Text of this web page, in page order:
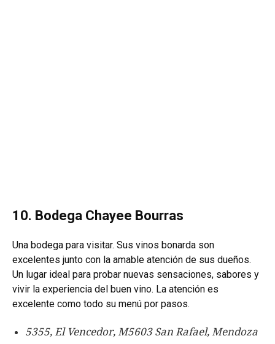
10. Bodega Chayee Bourras
Una bodega para visitar. Sus vinos bonarda son
excelentes junto con la amable atención de sus dueños.
Un lugar ideal para probar nuevas sensaciones, sabores y
vivir la experiencia del buen vino. La atención es
excelente como todo su menú por pasos.
5355, El Vencedor, M5603 San Rafael, Mendoza